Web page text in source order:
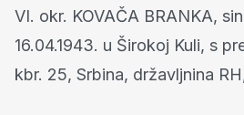
VI. okr. KOVAČA BRANKA,
16.04.1943. u Širokoj Kuli, s
kbr. 25, Srbina, državljnina